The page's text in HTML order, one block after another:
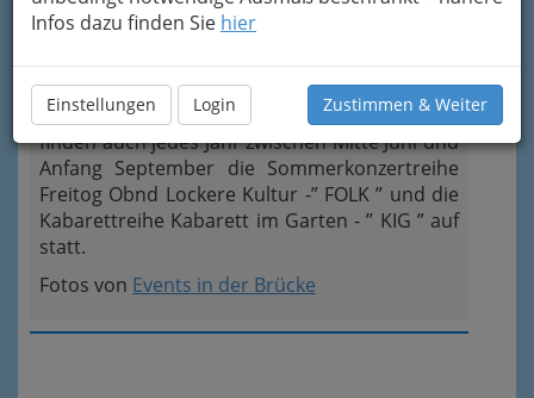
Infos dazu finden Sie hier
Einstellungen Login Zustimmen & Weiter
Lesungen und Kabaretts von etablierten
Größen und relativ neuen Namen der
österreichischen Szene haben in unserem
Programm einen fixen Platz gefunden. Neben
den Frühjahrs- und Herbstkonzertreihen
finden auch jedes Jahr zwischen Mitte Juni und
Anfang September die Sommerkonzertreihe
Freitog Obnd Lockere Kultur -” FOLK ” und die
Kabarettreihe Kabarett im Garten - ” KIG ” auf
statt.
Fotos von Events in der Brücke